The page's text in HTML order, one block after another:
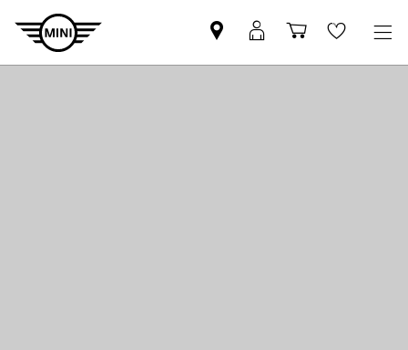
MINI
Partner
MyMini
login
Wishlist